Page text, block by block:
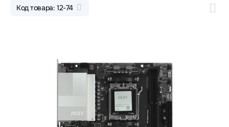
Код товара: 12-74